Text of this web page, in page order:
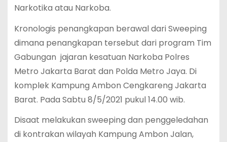
Narkotika atau Narkoba.
Kronologis penangkapan berawal dari Sweeping
dimana penangkapan tersebut dari program Tim
Gabungan jajaran kesatuan Narkoba Polres
Metro Jakarta Barat dan Polda Metro Jaya. Di
komplek Kampung Ambon Cengkareng Jakarta
Barat. Pada Sabtu 8/5/2021 pukul 14.00 wib.
Disaat melakukan sweeping dan penggeledahan
di kontrakan wilayah Kampung Ambon Jalan,